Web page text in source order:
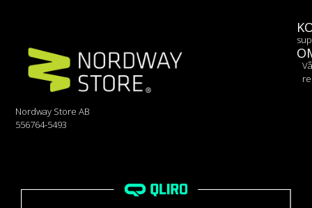
Nordway Store AB
556764-5493